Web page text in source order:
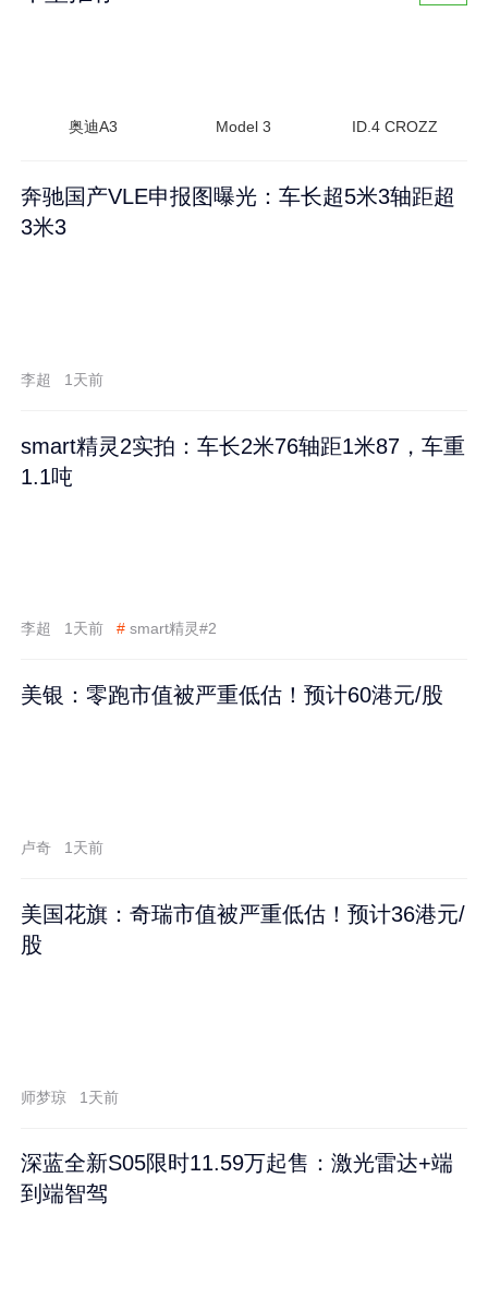
奥迪A3 Model 3 ID.4 CROZZ
奔驰国产VLE申报图曝光：车长超5米3轴距超
3米3
李超 1天前
smart精灵2实拍：车长2米76轴距1米87，车重
1.1吨
李超 1天前 # smart精灵#2
美银：零跑市值被严重低估！预计60港元/股
卢奇 1天前
美国花旗：奇瑞市值被严重低估！预计36港元/
股
师梦琼 1天前
深蓝全新S05限时11.59万起售：激光雷达+端
到端智驾